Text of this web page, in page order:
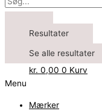
Resultater
Se alle resultater
kr. 0,00 0 Kurv
Menu
Mærker